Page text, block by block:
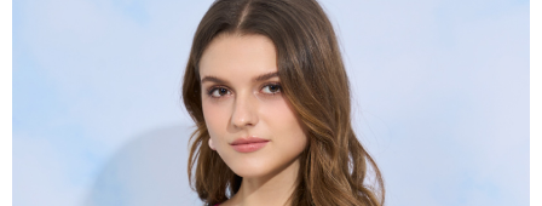
4.訂單成立30分鐘內，如未前往確認交易或遇審核未通過，訂單將自動取
消。如遇「轉專審核」未通過狀況，表示未達大哥付你分期系統評分，恕無
1.分期款項不併入電信帳單，「大哥付你分期」於每月結算日後寄送繳費提
2.透過簡訊連結打開帳單後，可選擇「超商條碼／台灣大直營門市／銀行轉
帳／街口支付／iPASS MONEY」等通路繳費。
１．簡單：不需註冊會員、不需綁卡、不需儲值。
２．便利：只要手機號碼，簡訊認證，即可結帳。
３．安心：先確認商品／服務後，再付款。
【「AFTEE先享後付」結帳流程】
１．於結帳方式選擇「AFTEE先享後付」後，將跳轉至「AFTEE先享後付」
結帳頁面，進行簡訊認證並確認金額後，即可完成結帳。
２．訂單成立數日內，您將收到繳費通知簡訊。
３．收到繳費通知簡訊後14天內，點擊此簡訊中的連結，可透過四大超商／
每筆NT$120，滿NT$2,000(含以上)免運費
每筆NT$120，滿NT$2,000(含以上)免運費